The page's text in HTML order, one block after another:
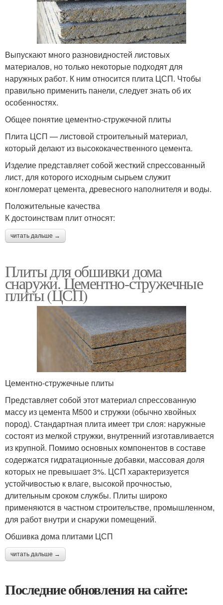
Выпускают много разновидностей листовых
материалов, но только некоторые подходят для
наружных работ. К ним относится плита ЦСП. Чтобы
правильно применить панели, следует знать об их
особенностях.
Общее понятие цементно-стружечной плиты
Плита ЦСП — листовой строительный материал,
который делают из высококачественного цемента.
Изделие представляет собой жесткий спрессованный
лист, для которого исходным сырьем служит
конгломерат цемента, древесного наполнителя и воды.
Положительные качества
К достоинствам плит относят:
читать дальше →
Плиты для обшивки дома
снаружи. Цементно-стружечные
плиты (ЦСП)
Цементно-стружечные плиты
Представляет собой этот материал спрессованную
массу из цемента М500 и стружки (обычно хвойных
пород). Стандартная плита имеет три слоя: наружные
состоят из мелкой стружки, внутренний изготавливается
из крупной. Помимо основных компонентов в составе
содержатся гидратационные добавки, массовая доля
которых не превышает 3%. ЦСП характеризуется
устойчивостью к влаге, высокой прочностью,
длительным сроком службы. Плиты широко
применяются в частном строительстве, промышленном,
для работ внутри и снаружи помещений.
Обшивка дома плитами ЦСП
читать дальше →
Последние обновления на сайте: